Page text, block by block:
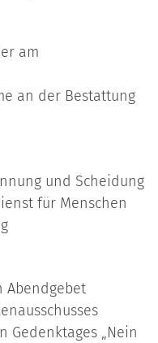
am
an der Bestattung
und Scheidung
für Menschen
Abendgebet
„Nein